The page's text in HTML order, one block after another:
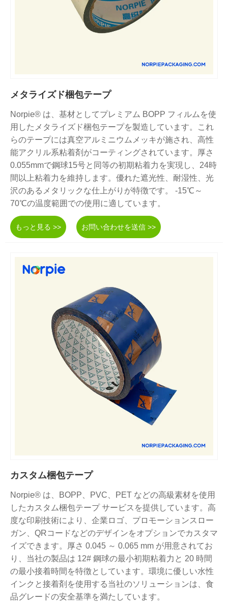
メタライズド梱包テープ
Norpie® は、基材としてプレミアム BOPP フィルムを使
用したメタライズド梱包テープを製造しています。これ
らのテープには真空アルミニウムメッキが施され、高性
能アクリル系粘着剤がコーティングされています。厚さ
0.055mmで鋼球15号と同等の初期粘着力を実現し、24時
間以上粘着力を維持します。優れた遮光性、耐湿性、光
沢のあるメタリックな仕上がりが特徴です。 -15℃～
70℃の温度範囲での使用に適しています。
もっと見る >> お問い合わせを送信 >>
カスタム梱包テープ
Norpie® は、BOPP、PVC、PET などの高級素材を使用
したカスタム梱包テープ サービスを提供しています。高
度な印刷技術により、企業ロゴ、プロモーションスロー
ガン、QRコードなどのデザインをオプションでカスタマ
イズできます。厚さ 0.045 ～ 0.065 mm が用意されてお
り、当社の製品は 12# 鋼球の最小初期粘着力と 20 時間
の最小接着時間を特徴としています。環境に優しい水性
インクと接着剤を使用する当社のソリューションは、食
品グレードの安全基準を満たしています。